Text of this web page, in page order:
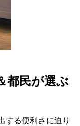
都民が選ぶ
する便利さに迫り